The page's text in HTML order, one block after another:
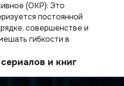
(ОКР): Это
постоянной
совершенстве и
гибкости в
и книг